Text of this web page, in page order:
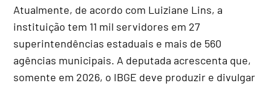
Atualmente, de acordo com Luiziane Lins, a
instituição tem 11 mil servidores em 27
superintendências estaduais e mais de 560
agências municipais. A deputada acrescenta que,
somente em 2026, o IBGE deve produzir e divulgar